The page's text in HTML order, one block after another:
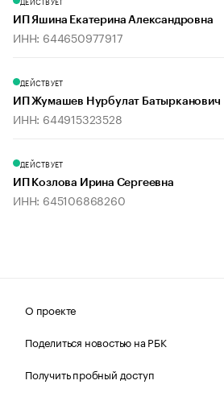
ИП Яшина Екатерина Александровна
ИНН: 644650977917
ДЕЙСТВУЕТ
ИП Жумашев Нурбулат Батырканович
ИНН: 644915323528
ДЕЙСТВУЕТ
ИП Козлова Ирина Сергеевна
ИНН: 645106868260
О проекте
Поделиться новостью на РБК
Получить пробный доступ